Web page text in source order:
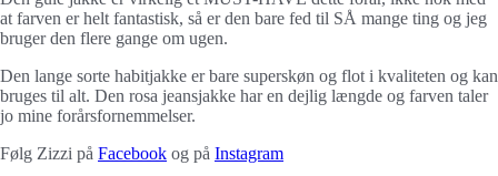
at farven er helt fantastisk, så er den bare fed til SÅ mange ting og jeg
bruger den flere gange om ugen.
Den lange sorte habitjakke er bare superskøn og flot i kvaliteten og kan
bruges til alt. Den rosa jeansjakke har en dejlig længde og farven taler
jo mine forårsfornemmelser.
Følg Zizzi på Facebook og på Instagram